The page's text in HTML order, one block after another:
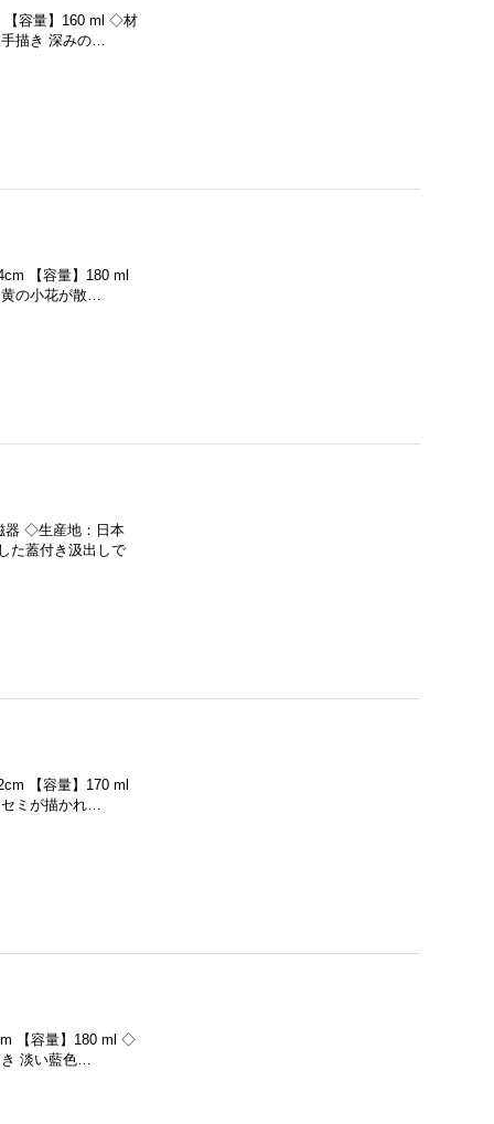
【容量】160 ml ◇材
描き 深みの…
【容量】180 ml
の小花が散…
器 ◇生産地：日本
た蓋付き汲出しで
【容量】170 ml
ミが描かれ…
【容量】180 ml ◇
淡い藍色…